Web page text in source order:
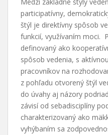
participatívny,
štýl je direktívny spôsob
funkcií, využívaním moci.
definovaný ako
spôsob vedenia, s
pracovníkov na
z pohľadu otvorený štýl
do úvahy aj názory
závisí od sebadisciplíny
charakterizovaný ako
vyhýbaním sa